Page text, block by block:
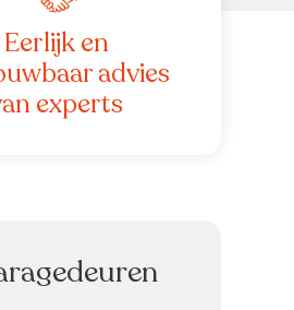
Eerlijk en
advies
experts